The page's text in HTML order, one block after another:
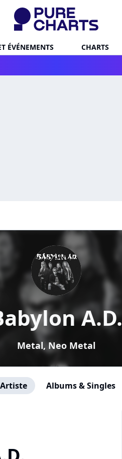
ÉVÉNEMENTS CHARTS
A.D.
Metal, Neo Metal
Artiste Albums & Singles